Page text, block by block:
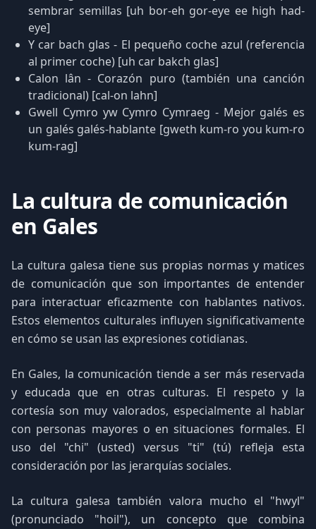
sembrar semillas [uh bor-eh gor-eye ee high had-
eye]
Y car bach glas - El pequeño coche azul (referencia
al primer coche) [uh car bakch glas]
Calon lân - Corazón puro (también una canción
tradicional) [cal-on lahn]
Gwell Cymro yw Cymro Cymraeg - Mejor galés es
un galés galés-hablante [gweth kum-ro you kum-ro
kum-rag]
La cultura de comunicación
en Gales
La cultura galesa tiene sus propias normas y matices
de comunicación que son importantes de entender
para interactuar eficazmente con hablantes nativos.
Estos elementos culturales influyen significativamente
en cómo se usan las expresiones cotidianas.
En Gales, la comunicación tiende a ser más reservada
y educada que en otras culturas. El respeto y la
cortesía son muy valorados, especialmente al hablar
con personas mayores o en situaciones formales. El
uso del "chi" (usted) versus "ti" (tú) refleja esta
consideración por las jerarquías sociales.
La cultura galesa también valora mucho el "hwyl"
(pronunciado "hoil"), un concepto que combina